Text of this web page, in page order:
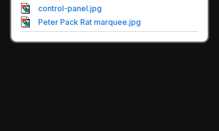
control-panel.jpg
Peter Pack Rat marquee.jpg